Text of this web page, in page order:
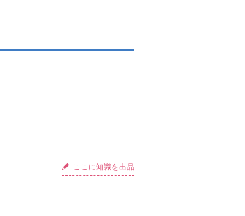
ここに知識を出品